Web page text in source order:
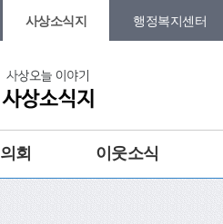
사상소식지 행정복지센터
의회 이웃소식